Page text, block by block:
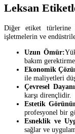
Leksan
Diğer etiket türlerine
işletmelerin ve
Uzun Ömür:
bakım
Ekonomik
ile maliyetleri
Çevresel
karşı dirençlidir.
Estetik
profesyonel bir
Esneklik ve
sağlar ve